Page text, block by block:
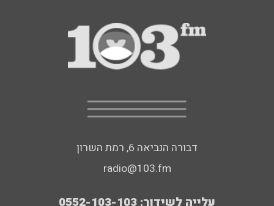
דבורה הנביאה 6, רמת השרון
radio@103.fm
עלייה לשידור: 0552-103-103